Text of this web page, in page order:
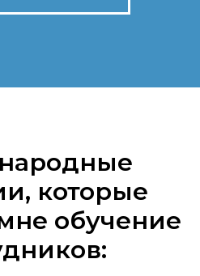
которые
обучение